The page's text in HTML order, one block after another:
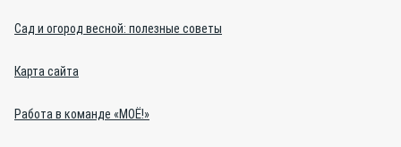
Сад и огород весной: полезные советы
Карта сайта
Работа в команде «МОЁ!»